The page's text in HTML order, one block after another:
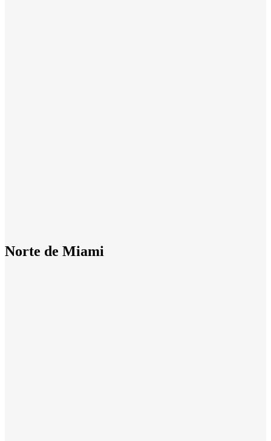
Norte de Miami